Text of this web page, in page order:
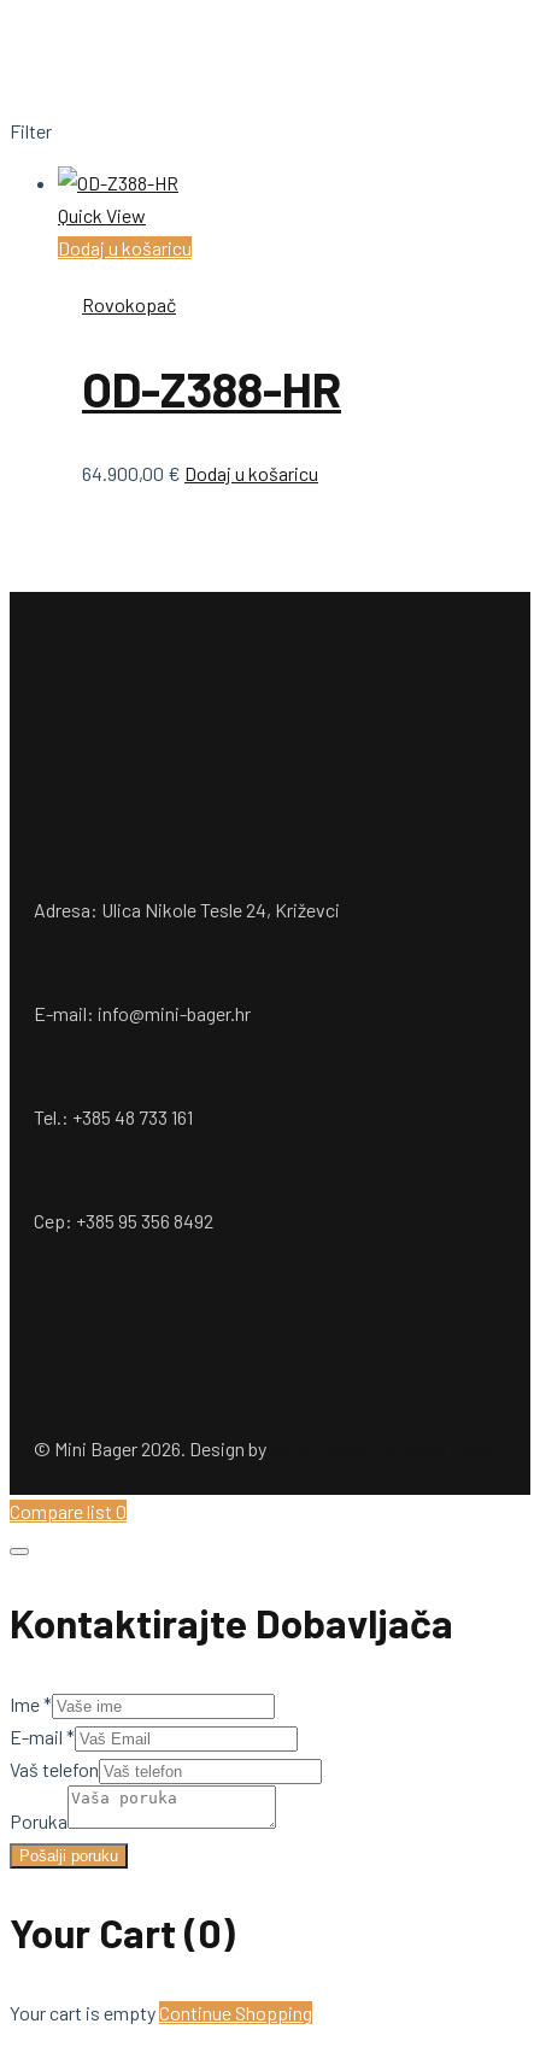
Filter
Quick View
Dodaj u košaricu
Rovokopač
OD-Z388-HR
64.900,00 € Dodaj u košaricu
Adresa: Ulica Nikole Tesle 24, Križevci
E-mail: info@mini-bager.hr
Tel.: +385 48 733 161
Cep: +385 95 356 8492
© Mini Bager 2026. Design by
Compare list 0
Kontaktirajte Dobavljača
Ime*
E-mail *
Vaš telefon
Poruka
Pošalji poruku
Your Cart (0)
Your cart is emptyContinue Shopping